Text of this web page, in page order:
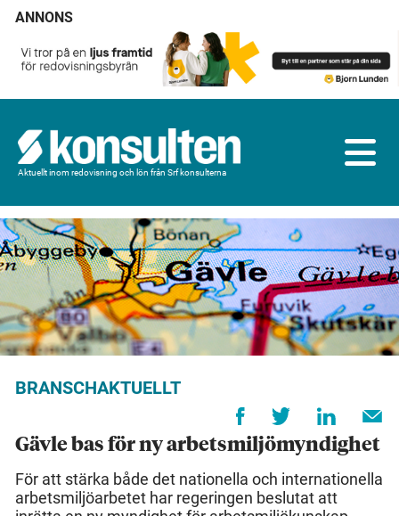
ANNONS
Aktuellt inom redovisning och lön från Srf konsulterna
BRANSCHAKTUELLT
Gävle bas för ny arbetsmiljömyndighet
För att stärka både det nationella och internationella
arbetsmiljöarbetet har regeringen beslutat att